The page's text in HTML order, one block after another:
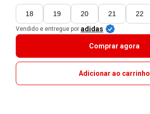
18 19 20 21 22
Vendido e entregue por adidas
Comprar agora
Adicionar ao carrinho